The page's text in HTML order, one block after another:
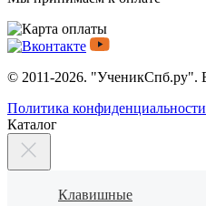
© 2011-2026. "УченикСпб.ру".
Политика конфиденциальности
Каталог
Клавишные